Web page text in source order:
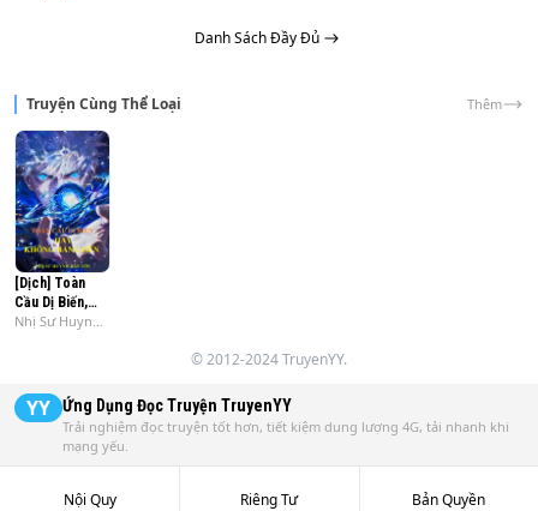
Danh Sách Đầy Đủ
Truyện Cùng Thể Loại Thêm
[Dịch] Toàn
Cầu Dị Biến,
Hay Không
Nhị Sư Huynh
© 2012-2024 TruyenYY.
YY Ứng Dụng Đọc Truyện TruyenYY
Trải nghiệm đọc truyện tốt hơn, tiết kiệm dung lượng 4G, tải nhanh khi
mạng yếu.
Nội Quy Riêng Tư Bản Quyền